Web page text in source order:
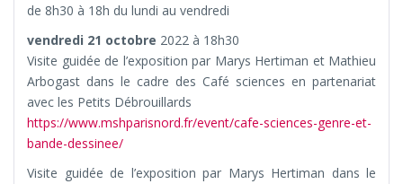
de 8h30 à 18h du lundi au vendredi
vendredi 21 octobre 2022 à 18h30
Visite guidée de l’exposition par Marys Hertiman et Mathieu
Arbogast dans le cadre des Café sciences en partenariat
avec les Petits Débrouillards
https://www.mshparisnord.fr/event/cafe-sciences-genre-et-
bande-dessinee/
Visite guidée de l’exposition par Marys Hertiman dans le